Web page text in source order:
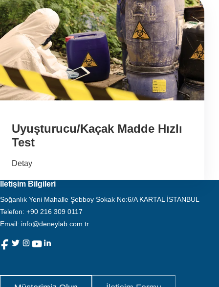
Uyuşturucu/Kaçak Madde Hızlı
Test
Detay
İletişim Bilgileri
Soğanlık Yeni Mahalle Şebboy Sokak No:6/A KARTAL İSTANBUL
Telefon: +90 216 309 0117
Email: info@deneylab.com.tr